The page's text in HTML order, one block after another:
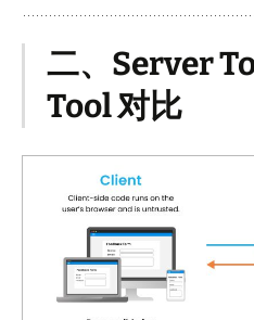
二、Server
Tool 对比